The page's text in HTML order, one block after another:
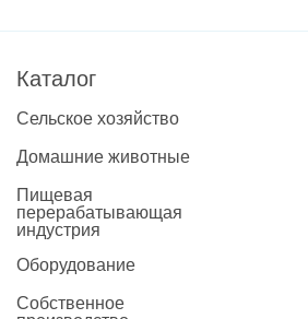
Каталог
Сельское хозяйство
Домашние животные
Пищевая
перерабатывающая
индустрия
Оборудование
Собственное